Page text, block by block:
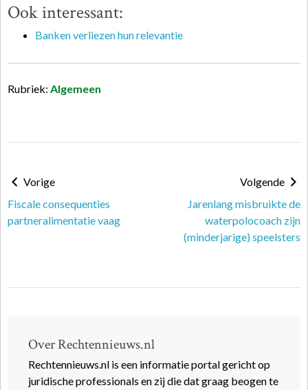
Ook interessant:
Banken verliezen hun relevantie
Rubriek: Algemeen
Vorige
Fiscale consequenties
partneralimentatie vaag
Volgende
Jarenlang misbruikte de
waterpolocoach zijn
(minderjarige) speelsters
Over Rechtennieuws.nl
Rechtennieuws.nl is een informatie portal gericht op
juridische professionals en zij die dat graag beogen te